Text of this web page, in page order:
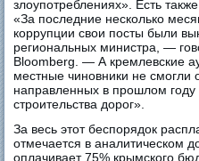
злоупотреблениях». Есть
«За последние несколько
коррупции свои посты были
региональных министра, —
Bloomberg. — А кремлевские
местные чиновники не смогли
направленных в прошлом году
строительства дорог».
За весь этот беспорядок
отмечается в аналитическом
оплачивает 75% крымского